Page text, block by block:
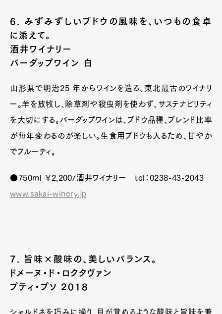
6. みずみずしいブドウの風味を、いつもの食卓
に添えて。
酒井ワイナリー
バーダップワイン 白
山形県で明治25 年からワインを造る、東北最古のワイナリ
ー。羊を放牧し、除草剤や殺虫剤を使わず、サステナビリティ
を大切にする。バーダップワインは、ブドウ品種、ブレンド比率
が毎年変わるのが楽しい。生食用ブドウも入るため、甘やか
でフルーティ。
●750ml ￥2,200/酒井ワイナリー tel：0238-43-2043
www.sakai-winery.jp
7. 旨味×酸味の、美しいバランス。
ドメーヌ・ド・ロクタヴァン
プティ・プソ 2018
シャルドネを巧みに操り、目が覚めるような酸味と旨味を兼